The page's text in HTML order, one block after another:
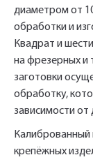
диаметром от
обработки и
Квадрат и
на фрезерных и
заготовки
обработку,
зависимости от
крепёжных